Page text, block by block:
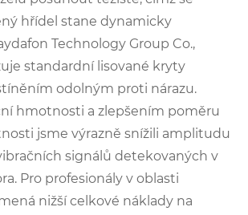
hřídel stane dynamicky
Technology Group Co.,
standardní lisované kryty
odolným proti nárazu.
hmotnosti a zlepšením poměru
jsme výrazně snížili amplitudu
signálů detekovaných v
Pro profesionály v oblasti
nižší celkové náklady na